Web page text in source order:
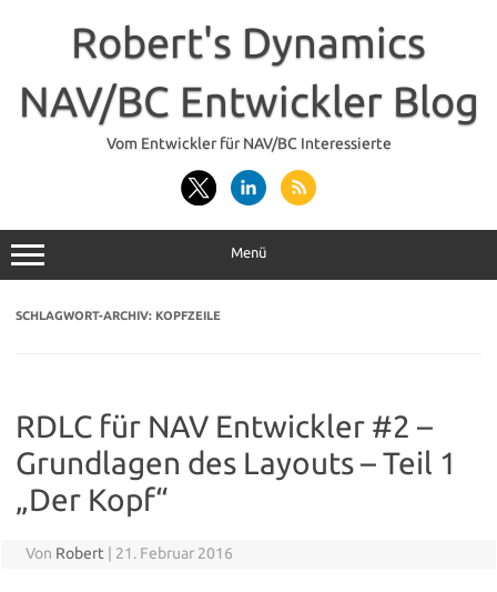
Robert's Dynamics
NAV/BC Entwickler Blog
Vom Entwickler für NAV/BC Interessierte
Menü
SCHLAGWORT-ARCHIV: KOPFZEILE
RDLC für NAV Entwickler #2 –
Grundlagen des Layouts – Teil 1
„Der Kopf“
Von Robert 21. Februar 2016